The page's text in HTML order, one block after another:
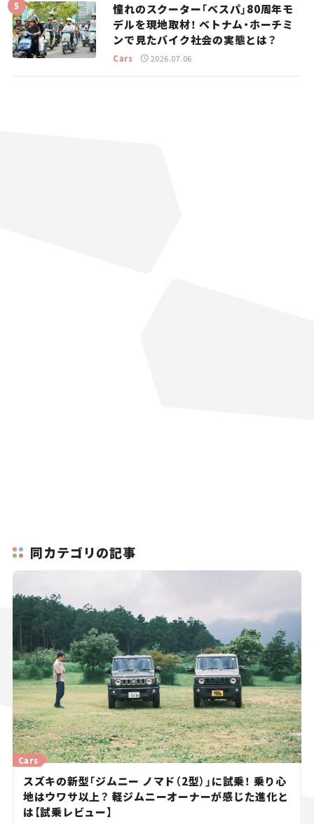
憧れのスクーター「ベスパ」80周年モ
デルを現地取材！ ベトナム・ホーチミ
ンで見たバイク社会の実態とは？
Cars 2026.07.06
同カテゴリの記事
スズキの新型「ジムニー ノマド（2型）」に試乗！ 乗り心
地はウワサ以上？ 軽ジムニーオーナーが感じた進化と
は【試乗レビュー】
Cars